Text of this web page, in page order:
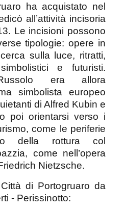
ha acquistato nel
all’attività incisoria
Le incisioni possono
tipologie: opere in
sulla luce, ritratti,
e futuristi.
era allora
simbolista europeo
di Alfred Kubin e
poi orientarsi verso i
come le periferie
della rottura col
come nell’opera
Nietzsche.
di Portogruaro da
- Perissinotto: